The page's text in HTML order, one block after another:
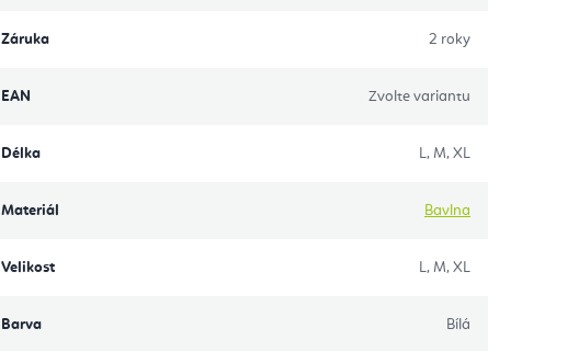
Záruka 2 roky
EAN Zvolte variantu
Délka L, M, XL
Materiál Bavlna
Velikost L, M, XL
Barva Bílá